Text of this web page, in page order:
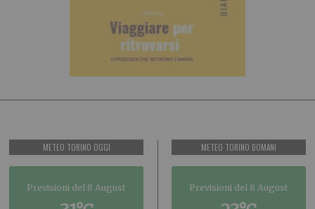
METEO TORINO OGGI
Previsioni del 8 August
METEO TORINO DOMANI
Previsioni del 8 August